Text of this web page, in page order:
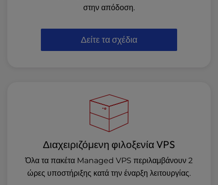
στην απόδοση.
Δείτε τα σχέδια
Διαχειριζόμενη φιλοξενία VPS
Όλα τα πακέτα Managed VPS περιλαμβάνουν 2
ώρες υποστήριξης κατά την έναρξη λειτουργίας.